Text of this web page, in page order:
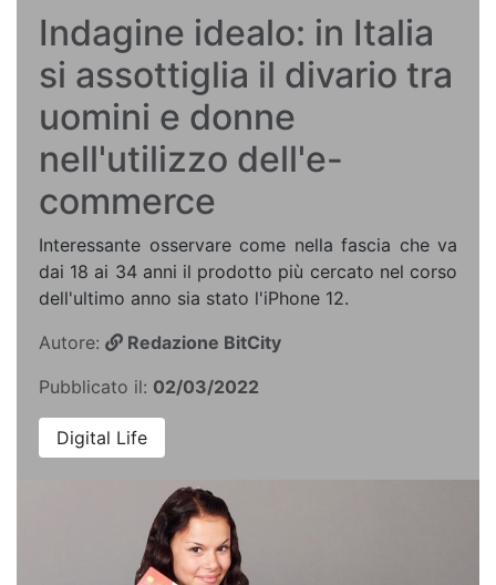
Indagine idealo: in Italia
si assottiglia il divario tra
uomini e donne
nell'utilizzo dell'e-
commerce
Interessante osservare come nella fascia che va
dai 18 ai 34 anni il prodotto più cercato nel corso
dell'ultimo anno sia stato l'iPhone 12.
Autore:
Redazione BitCity
Pubblicato il: 02/03/2022
Digital Life